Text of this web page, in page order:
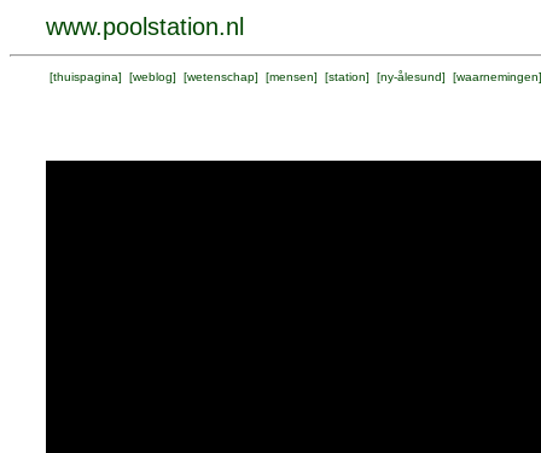
www.poolstation.nl
[thuispagina] [weblog] [wetenschap] [mensen] [station] [ny-ålesund] [waarnemingen